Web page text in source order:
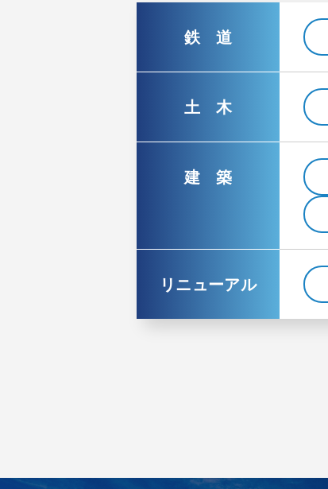
鉄 道
土 木
建 築
リニューアル